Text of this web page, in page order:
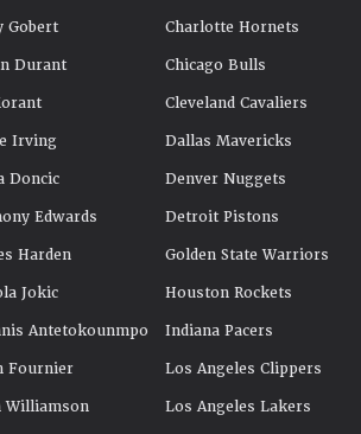
Gobert
Durant
Irving
Doncic
Edwards
Harden
Jokic
Antetokounmpo
Fournier
Williamson
Charlotte Hornets
Chicago Bulls
Cleveland Cavaliers
Dallas Mavericks
Denver Nuggets
Detroit Pistons
Golden State Warriors
Houston Rockets
Indiana Pacers
Los Angeles Clippers
Los Angeles Lakers